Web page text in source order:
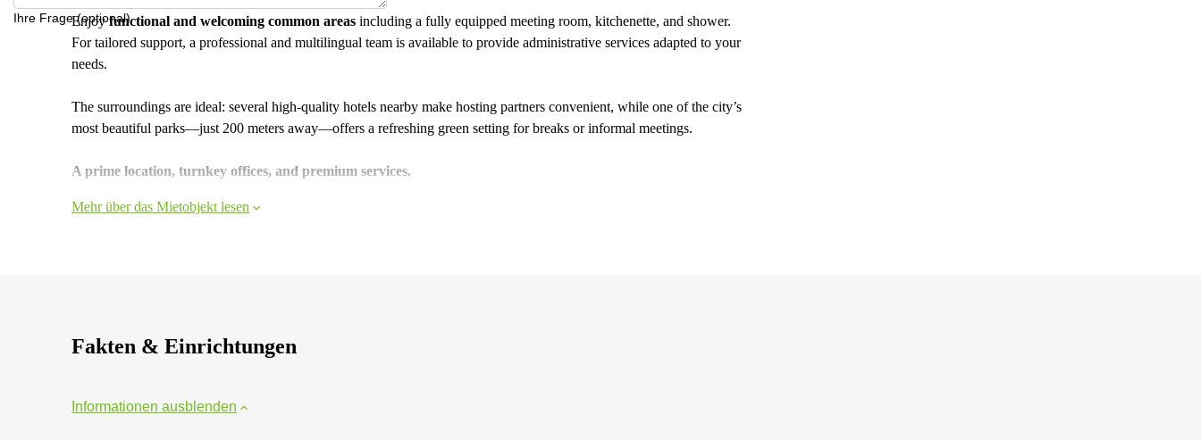
Ihre Frage (optional)
Enjoyfunctional and welcoming common areas including a fully equipped meeting room, kitchenette, and shower.
For tailored support, a professional and multilingual team is available to provide administrative services adapted to your
needs.
The surroundings are ideal: several high-quality hotels nearby make hosting partners convenient, while one of the city’s
most beautiful parks—just 200 meters away—offers a refreshing green setting for breaks or informal meetings.
A prime location, turnkey offices, and premium services.
Mehr über das Mietobjekt lesen
Fakten & Einrichtungen
Informationen ausblenden